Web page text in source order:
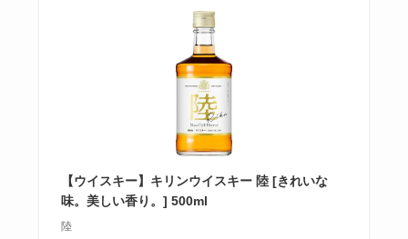
【ウイスキー】キリンウイスキー 陸 [きれいな
味。美しい香り。] 500ml
陸